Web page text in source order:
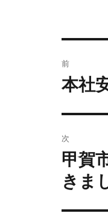
前
本社
次
甲賀
きま